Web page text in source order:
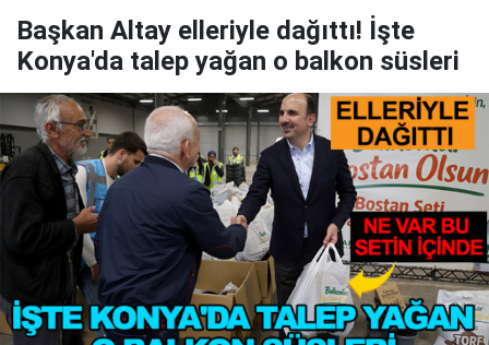
Başkan Altay elleriyle dağıttı! İşte
Konya'da talep yağan o balkon süsleri